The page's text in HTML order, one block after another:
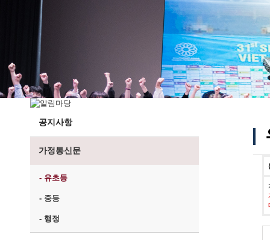
교직원현황
학생현황
위치/전화
전경사진
공지사항
가정통신문
- 유초등
- 중등
- 행정